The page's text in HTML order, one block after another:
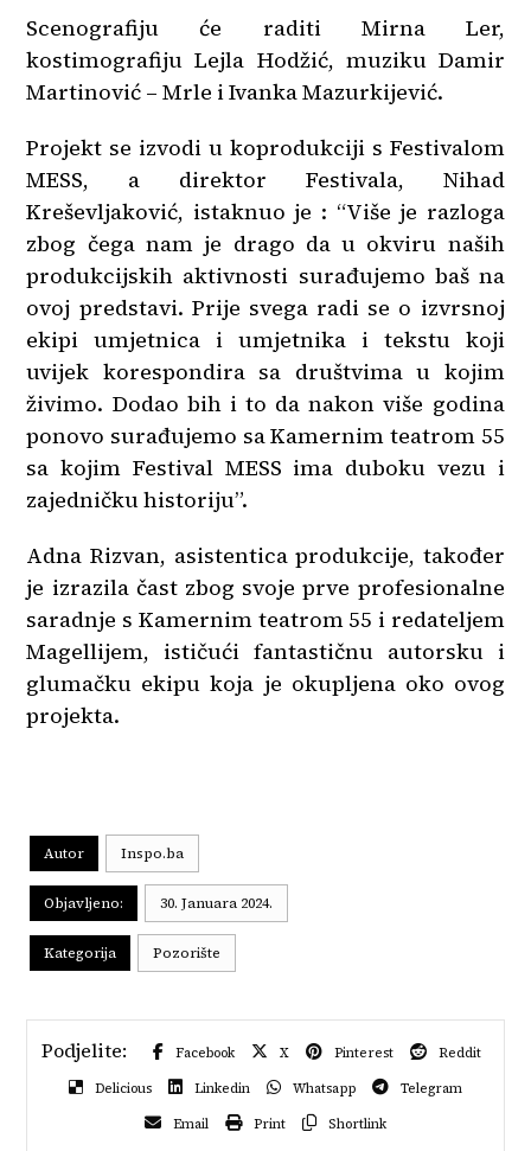
Scenografiju će raditi Mirna Ler,
kostimografiju Lejla Hodžić, muziku Damir
Martinović – Mrle i Ivanka Mazurkijević.
Projekt se izvodi u koprodukciji s Festivalom
MESS, a direktor Festivala, Nihad
Kreševljaković, istaknuo je : “Više je razloga
zbog čega nam je drago da u okviru naših
produkcijskih aktivnosti surađujemo baš na
ovoj predstavi. Prije svega radi se o izvrsnoj
ekipi umjetnica i umjetnika i tekstu koji
uvijek korespondira sa društvima u kojim
živimo. Dodao bih i to da nakon više godina
ponovo surađujemo sa Kamernim teatrom 55
sa kojim Festival MESS ima duboku vezu i
zajedničku historiju”.
Adna Rizvan, asistentica produkcije, također
je izrazila čast zbog svoje prve profesionalne
saradnje s Kamernim teatrom 55 i redateljem
Magellijem, ističući fantastičnu autorsku i
glumačku ekipu koja je okupljena oko ovog
projekta.
Autor Inspo.ba
Objavljeno: 30. Januara 2024.
Kategorija Pozorište
Facebook X Pinterest
Reddit
Delicious
Linkedin Whatsapp
Telegram
Email
Print Shortlink